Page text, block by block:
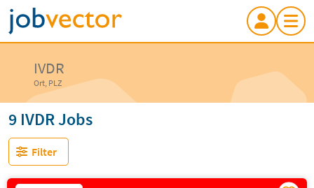
IVDR
Ort, PLZ
9 IVDR Jobs
Filter